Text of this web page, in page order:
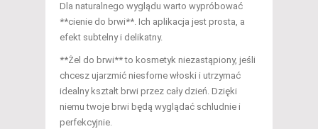
Dla naturalnego wyglądu warto wypróbować
**cienie do brwi**. Ich aplikacja jest prosta, a
efekt subtelny i delikatny.
**Żel do brwi** to kosmetyk niezastąpiony, jeśli
chcesz ujarzmić niesforne włoski i utrzymać
idealny kształt brwi przez cały dzień. Dzięki
niemu twoje brwi będą wyglądać schludnie i
perfekcyjnie.